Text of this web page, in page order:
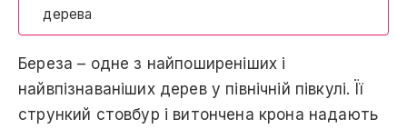
дерева
Береза – одне з найпоширеніших і
найвпізнаваніших дерев у північній півкулі. Її
стрункий стовбур і витончена крона надають